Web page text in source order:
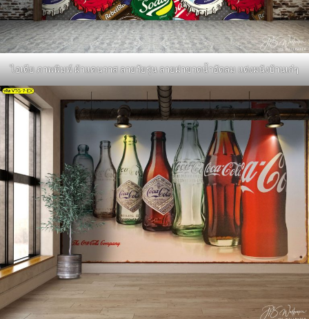
ไอเดีย ภาพพิมพ์ ผ้าแคนวาส ลายวัยรุ่น ลายฝาขวดน้ำอัดลม แต่งผนังบ้านเก๋ๆ